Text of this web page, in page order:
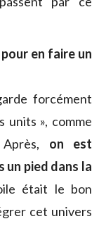
en faire un
forcément
units », comme
on est
un pied dans la
était le bon
cet univers